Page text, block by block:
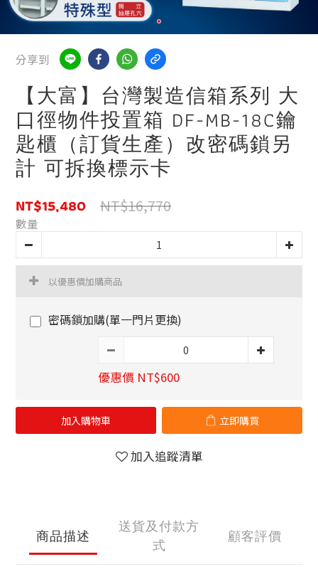
分享到
【大富】台灣製造信箱系列 大
口徑物件投置箱 DF-MB-18C鑰
匙櫃（訂貨生產）改密碼鎖另
計 可拆換標示卡
NT$15,480 NT$16,770
數量
以優惠價加購商品
密碼鎖加購(單一門片更換)
優惠價 NT$600
加入購物車 立即購買
加入追蹤清單
商品描述
送貨及付款方
式
顧客評價